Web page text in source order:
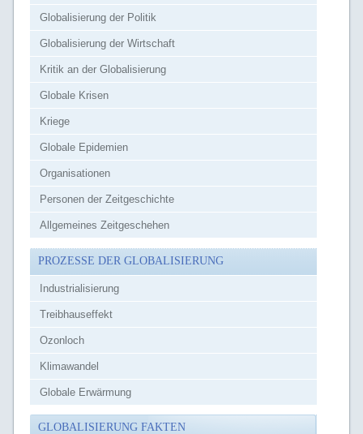
Globalisierung der Politik
Globalisierung der Wirtschaft
Kritik an der Globalisierung
Globale Krisen
Kriege
Globale Epidemien
Organisationen
Personen der Zeitgeschichte
Allgemeines Zeitgeschehen
PROZESSE DER GLOBALISIERUNG
Industrialisierung
Treibhauseffekt
Ozonloch
Klimawandel
Globale Erwärmung
GLOBALISIERUNG FAKTEN